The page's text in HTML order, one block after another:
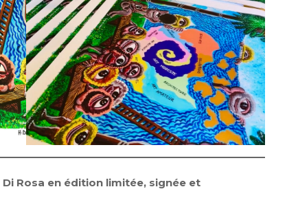
Rosa en édition limitée, signée et